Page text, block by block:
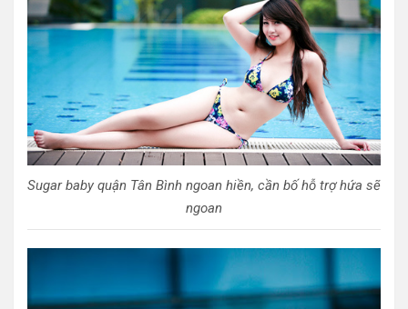
Sugar baby quận Tân Bình ngoan hiền, cần bố hỗ trợ hứa sẽ
ngoan